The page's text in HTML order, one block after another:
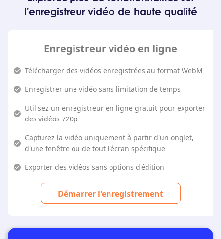
l'enregistreur vidéo de haute qualité
Enregistreur vidéo en ligne
Télécharger des vidéos enregistrées au format WebM
Enregistrer une vidéo sans limitation de temps
Utilisez un enregistreur en ligne gratuit pour exporter
des vidéos 720p
Capturez la vidéo uniquement à partir d'un onglet,
d'une fenêtre ou de tout l'écran spécifique
Exporter des vidéos sans options d'édition
Démarrer l'enregistrement